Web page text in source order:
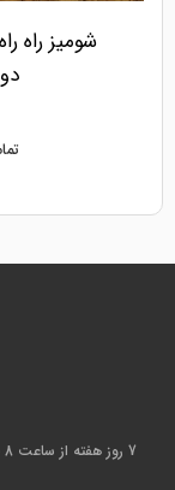
شومیز راه
7 روز هفته از ساعت 8 صبح تا 10 شب آماده پاسخگویی به شما عزیزان هستیم